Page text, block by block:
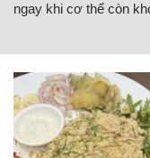
ngay khi cơ thể còn